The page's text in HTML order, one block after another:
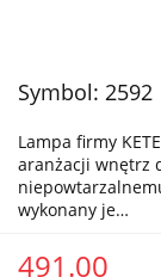
Symbol: 2592
Lampa firmy
aranżacji wnętrz
wykonany je…
491.00